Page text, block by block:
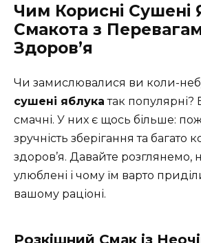
Чим Корисні Сушені
Смакота з
Здоров’я
Чи замислювалися ви коли-
сушені яблука так
смачні. У них є щось більше:
зручність зберігання та багато
здоров’я. Давайте розглянемо,
улюблені і чому їм варто
вашому раціоні.
Розкішний Смак із